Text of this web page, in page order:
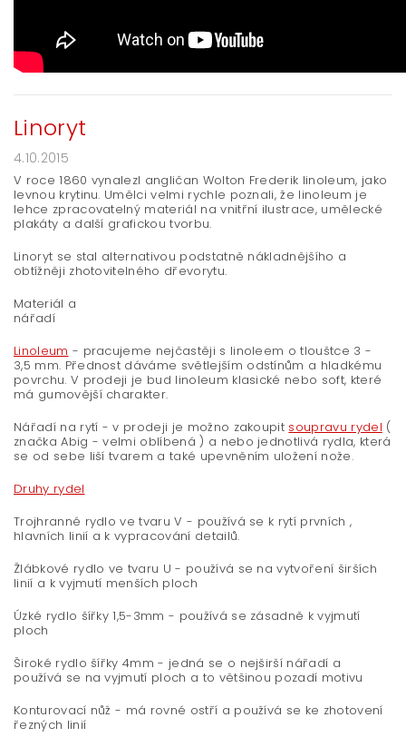
Linoryt
4.10.2015
V roce 1860 vynalezl angličan Wolton Frederik linoleum, jako
levnou krytinu. Umělci velmi rychle poznali, že linoleum je
lehce zpracovatelný materiál na vnitřní ilustrace, umělecké
plakáty a další grafickou tvorbu.
Linoryt se stal alternativou podstatně nákladnějšího a
obtížněji zhotovitelného dřevorytu.
Materiál a
Linoleum - pracujeme nejčastěji s linoleem o tlouštce 3 -
3,5 mm. Přednost dáváme světlejším odstínům a hladkému
povrchu. V prodeji je bud linoleum klasické nebo soft, které
má gumovější charakter.
Nářadí na rytí - v prodeji je možno zakoupit soupravu rydel (
značka Abig - velmi oblíbená ) a nebo jednotlivá rydla, která
se od sebe liší tvarem a také upevněním uložení nože.
Druhy rydel
Trojhranné rydlo ve tvaru V - používá se k rytí prvních ,
hlavních linií a k vypracování detailů.
Žlábkové rydlo ve tvaru U - používá se na vytvoření širších
linií a k vyjmutí menších ploch
Úzké rydlo šířky 1,5-3mm - používá se zásadně k vyjmutí
ploch
Široké rydlo šířky 4mm - jedná se o nejširší nářadí a
používá se na vyjmutí ploch a to většinou pozadí motivu
Konturovací nůž - má rovné ostří a používá se ke zhotovení
řezných linií